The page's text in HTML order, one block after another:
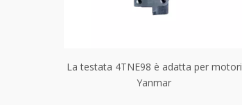
La testata 4TNE98 è adatta per motori
Yanmar